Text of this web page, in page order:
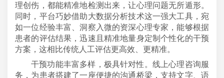
理创伤，都能精准地检测出来，让心理问题无所遁形。
同时，平台巧妙借助大数据分析技术这一强大工具，宛
如一位经验丰富、洞察入微的资深心理专家，能够根据
患者的评估结果，迅速且精准地量身定制个性化的干预
方案，这相比传统人工评估更高效、更精准。
干预功能丰富多样，极具针对性。线上心理咨询服
务，为患者搭建了一座便捷的沟通桥梁，支持文字、语